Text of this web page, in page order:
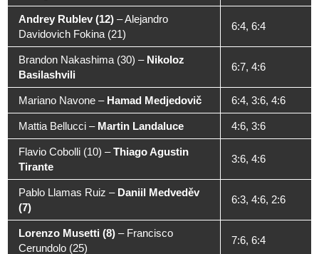
Andrey Rublev (12) –Alejandro
Davidovich Fokina (21)
6:4, 6:4
Brandon Nakashima (30) – Nikoloz
Basilashvili
6:7, 4:6
Mariano Navone – Hamad Medjedovič 6:4, 3:6, 4:6
Mattia Bellucci – Martin Landaluce 4:6, 3:6
Flavio Cobolli (10) –Thiago Agustin
Tirante
3:6, 4:6
Pablo Llamas Ruiz – Daniil Medveděv
(7)
6:3, 4:6, 2:6
Lorenzo Musetti (8) – Francisco
Cerundolo (25)
7:6, 6:4